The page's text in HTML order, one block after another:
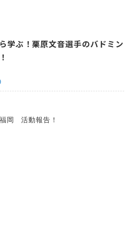
学ぶ！栗原文音選手のバドミン